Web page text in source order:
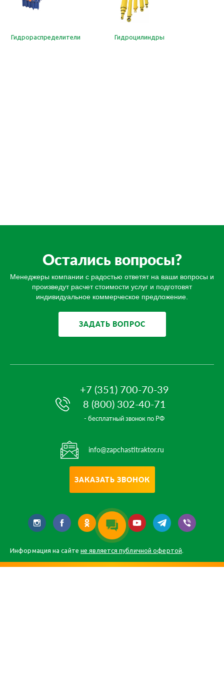
Гидрораспределители Гидроцилиндры
Остались вопросы?
Менеджеры компании с радостью ответят на ваши вопросы и
произведут расчет стоимости услуг и подготовят
индивидуальное коммерческое предложение.
ЗАДАТЬ ВОПРОС
+7 (351) 700-70-39
8 (800) 302-40-71
- бесплатный звонок по РФ
info@zapchastitraktor.ru
ЗАКАЗАТЬ ЗВОНОК
Информация на сайте не является публичной офертой.